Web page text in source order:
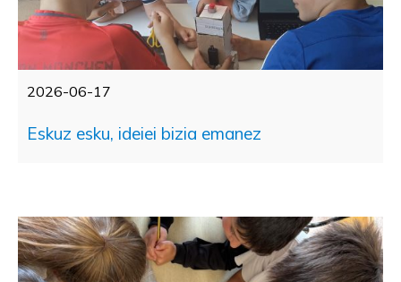
2026-06-17
Eskuz esku, ideiei bizia emanez